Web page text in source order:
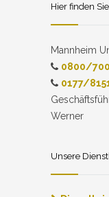
Hier finden
Mannheim
0800/
0177/
Werner
Unsere